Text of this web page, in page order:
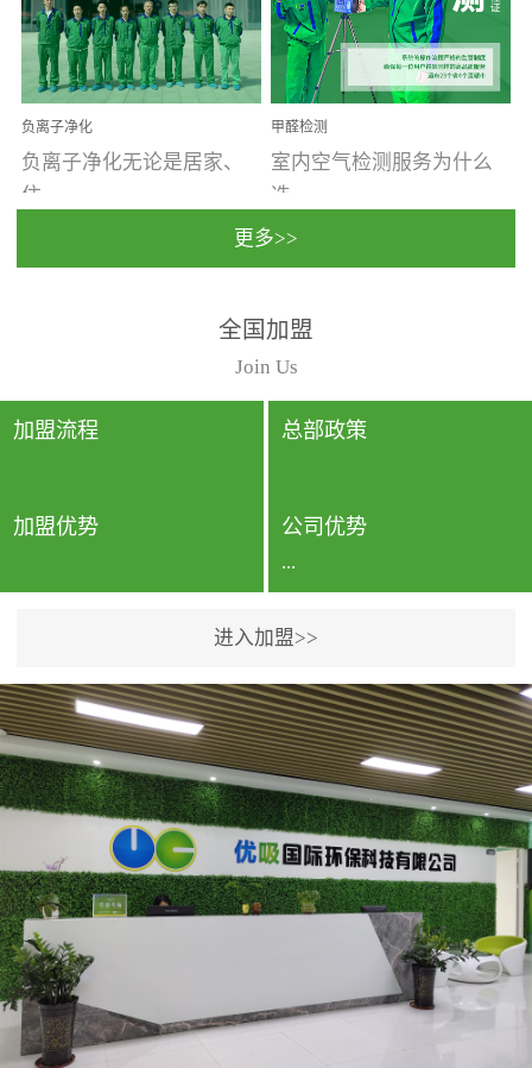
温暖潮湿、营养物质多、
通风缓慢的空间最易滋生
大量霉菌的...
重。汽车的空间范围小，
配件、皮具、装饰多，这
些都是汽...
负离子净化
负离子净化无论是居家、
住...
动，人类长时间停留的室
内空间都有整体消毒的需
要。因为空间内人流携带
的、空气...
甲醛检测
室内空气检测服务为什么
选...
行国家规定的标准检测方
法，空气采样量准确，检
测结果可靠，远胜于其他
检测...
更多>>
全国加盟
Join Us
加盟流程 总部政策
加盟优势 公司优势
...
专利保护优势、双甲资质
企业（“室内环境净化治理
甲级施工资质”“室内环境
污染治理资质等级证
书”）、拥有多名高级《环
境工程高级工程师》室内
空气治理资格认证的治理
人员、掌握室内空气净化
治理实用技术和五项专利
技术、八项计算机软件著
作权登记证书等。研发实
进入加盟>>